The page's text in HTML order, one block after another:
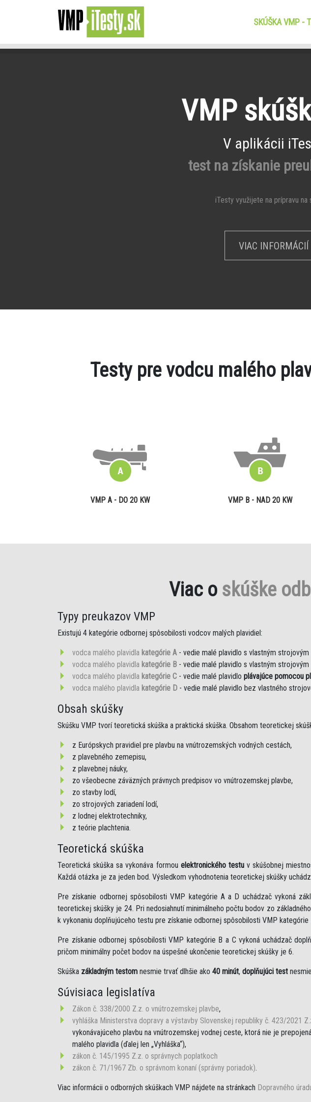
SKÚŠKA VMP -
VMP
V aplikácii
test na získanie
iTesty využijete na prípravu na
VIAC INFORMÁCIÍ
Testy pre vodcu malého
VMP A - DO 20 KW VMP B - NAD 20 KW
Viac o skúške
Typy preukazov VMP
Existujú 4 kategórie odbornej spôsobilosti vodcov malých plavidiel:
vodca malého plavidla kategórie A - vedie malé plavidlo s vlastným
vodca malého plavidla kategórie B - vedie malé plavidlo s vlastným
vodca malého plavidla kategórie C - vedie malé plavidlo plávajúce pomocou
vodca malého plavidla kategórie D - vedie malé plavidlo bez vlastného
Obsah skúšky
Skúšku VMP tvorí teoretická skúška a praktická skúška. Obsahom teoretickej
z Európskych pravidiel pre plavbu na vnútrozemských vodných cestách,
z plavebného zemepisu,
z plavebnej náuky,
zo všeobecne záväzných právnych predpisov vo vnútrozemskej plavbe,
zo stavby lodí,
zo strojových zariadení lodí,
z lodnej elektrotechniky,
z teórie plachtenia.
Teoretická skúška
Teoretická skúška sa vykonáva formou elektronického testuv skúšobnej
Každá otázka je za jeden bod. Výsledkom vyhodnotenia teoretickej skúšky
Pre získanie odbornej spôsobilosti VMP kategórie A a D uchádzač vykoná
teoretickej skúšky je 24. Pri nedosiahnutí minimálneho počtu bodov zo
k vykonaniu doplňujúceho testu pre získanie odbornej spôsobilosti VMP kategórie
Pre získanie odbornej spôsobilosti VMP kategórie B a C vykoná uchádzač
pričom minimálny počet bodov na úspešné ukončenie teoretickej skúšky je 6.
Skúška základným testom nesmie trvať dlhšie ako 40 minút, doplňujúci test
Súvisiaca legislatíva
Zákon č. 338/2000 Z.z. o vnútrozemskej plavbe,
vyhláška Ministerstva dopravy a výstavby Slovenskej republiky č. 423/2021
vykonávajúceho plavbu na vnútrozemskej vodnej ceste, ktorá nie je
malého plavidla (ďalej len „Vyhláška“),
zákon č. 145/1995 Z.z. o správnych poplatkoch
zákon č. 71/1967 Zb. o správnom konaní (správny poriadok).
Viac informácii o odborných skúškach VMP nájdete na stránkach Dopravného